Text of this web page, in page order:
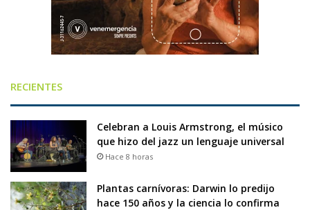
RECIENTES
Celebran a Louis Armstrong, el músico
que hizo del jazz un lenguaje universal
Hace 8 horas
Plantas carnívoras: Darwin lo predijo
hace 150 años y la ciencia lo confirma